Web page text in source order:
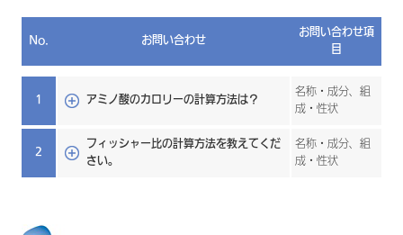
No. お問い合わせ
お問い合わせ項
目
1 アミノ酸のカロリーの計算方法は？
名称・成分、組
成・性状
2
フィッシャー比の計算方法を教えてくだ
さい。
名称・成分、組
成・性状